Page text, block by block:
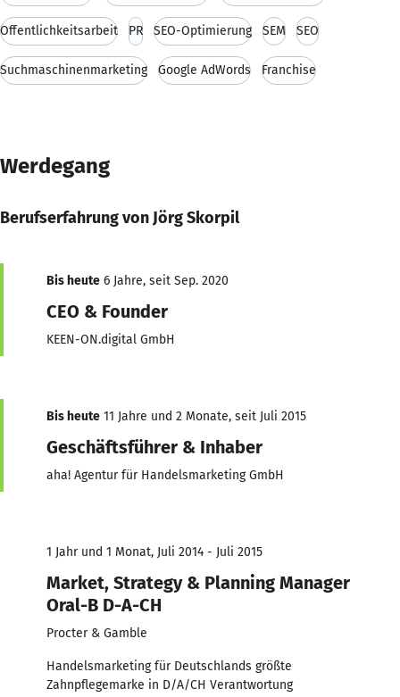
Öffentlichkeitsarbeit PR SEO-Optimierung SEM SEO
Suchmaschinenmarketing Google AdWords Franchise
Werdegang
Berufserfahrung von Jörg Skorpil
Bis heute 6 Jahre, seit Sep. 2020
CEO & Founder
KEEN-ON.digital GmbH
Bis heute 11 Jahre und 2 Monate, seit Juli 2015
Geschäftsführer & Inhaber
aha! Agentur für Handelsmarketing GmbH
1 Jahr und 1 Monat, Juli 2014 - Juli 2015
Market, Strategy & Planning Manager
Oral-B D-A-CH
Procter & Gamble
Handelsmarketing für Deutschlands größte
Zahnpflegemarke in D/A/CH Verantwortung